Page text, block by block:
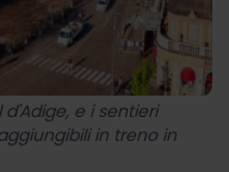
e i sentieri
in treno in